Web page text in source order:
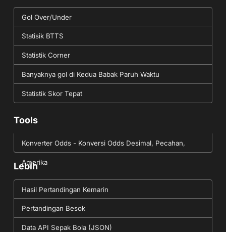
Gol Over/Under
Statisik BTTS
Statistik Corner
Banyaknya gol di Kedua Babak Paruh Waktu
Statistik Skor Tepat
Tools
Konverter Odds - Konversi Odds Desimal, Pecahan,
Amerika
Lebih
Hasil Pertandingan Kemarin
Pertandingan Besok
Data API Sepak Bola (JSON)